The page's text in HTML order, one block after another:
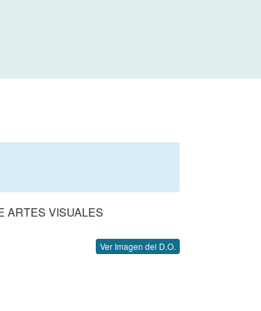
ARTES VISUALES
Ver Imagen del D.O.